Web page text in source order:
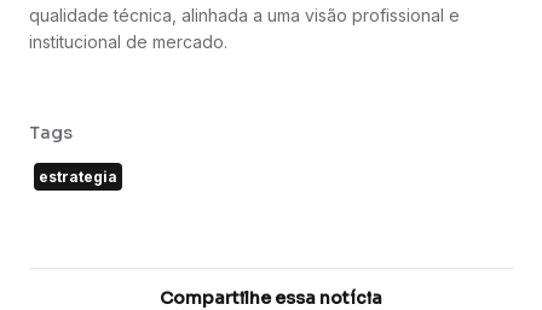
qualidade técnica, alinhada a uma visão profissional e
institucional de mercado.
Tags
estrategia
Compartilhe essa notícia